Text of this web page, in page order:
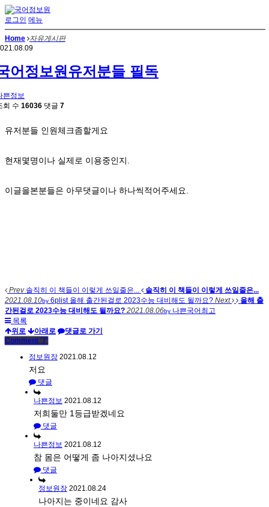
로그인 메뉴
Home 자유게시판
어정보원유저분들 필독
쁜정보
회 수 16036 댓글 7
유저분들 인원체크좀할게요
현재몇명이나 실제로 이용중인지.
이글을본분들은 아무댓글이나 하나씩적어주세요.
Prev솔직히 이 책들이 이렇게 쓰일줄은...
솔직히 이 책들이 이렇게 쓰일줄은...
2021.08.10by 6plist 올해 출간된걸로 2023수능 대비해도 될까요? Next
올해 출
간된걸로 2023수능 대비해도 될까요? 2021.08.06by 나쁜국어최고
목록
위로
아래로
댓글로 가기
Comment '7'
정보원장 2021.08.12
저요
댓글
나쁜정보 2021.08.12
저희둘만 1등급받겠네요
댓글
나쁜정보 2021.08.12
참 몸은 어떻게 좀 나아지셨나요
댓글
정보원장 2021.08.24
나아지는 중이네요 감사